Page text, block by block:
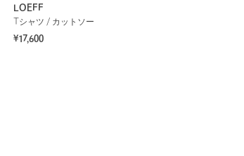
LOEFF
Tシャツ / カットソー
¥17,600